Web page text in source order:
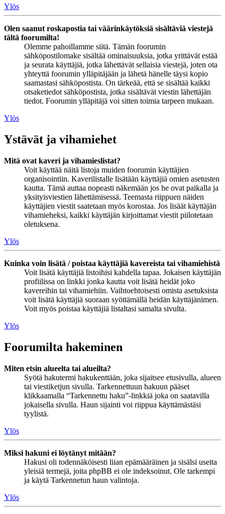
Ylös
Olen saanut roskapostia tai väärinkäytöksiä sisältäviä viestejä
tältä foorumilta!
Olemme pahoillamme siitä. Tämän foorumin
sähköpostilomake sisältää ominaisuuksia, jotka yrittävät estää
ja seurata käyttäjiä, jotka lähettävät sellaisia viestejä, joten ota
yhteyttä foorumin ylläpitäjään ja lähetä hänelle täysi kopio
saamastasi sähköpostista. On tärkeää, että se sisältää kaikki
otsaketiedot sähköpostista, jotka sisältävät viestin lähettäjän
tiedot. Foorumin ylläpitäjä voi sitten toimia tarpeen mukaan.
Ylös
Ystävät ja vihamiehet
Mitä ovat kaveri ja vihamieslistat?
Voit käyttää näitä listoja muiden foorumin käyttäjien
organisointiin. Kaverilistalle lisätään käyttäjiä omien asetusten
kautta. Tämä auttaa nopeasti näkemään jos he ovat paikalla ja
yksityisviestien lähettämisessä. Teemasta riippuen näiden
käyttäjien viestit saatetaan myös korostaa. Jos lisäät käyttäjän
vihamieheksi, kaikki käyttäjän kirjoittamat viestit piilotetaan
oletuksena.
Ylös
Kuinka voin lisätä / poistaa käyttäjiä kavereista tai vihamiehistä
Voit lisätä käyttäjiä listoihisi kahdella tapaa. Jokaisen käyttäjän
profiilissa on linkki jonka kautta voit lisätä heidät joko
kavereihin tai vihamiehiin. Vaihtoehtoisesti omista asetuksista
voit lisätä käyttäjiä suoraan syöttämällä heidän käyttäjänimen.
Voit myös poistaa käyttäjiä listaltasi samalta sivulta.
Ylös
Foorumilta hakeminen
Miten etsin alueelta tai alueilta?
Syötä hakutermi hakukenttään, joka sijaitsee etusivulla, alueen
tai viestiketjun sivulla. Tarkennettuun hakuun pääset
klikkaamalla “Tarkennettu haku”-linkkiä joka on saatavilla
jokaisella sivulla. Haun sijainti voi riippua käyttämästäsi
tyylistä.
Ylös
Miksi hakuni ei löytänyt mitään?
Hakusi oli todennäköisesti liian epämääräinen ja sisälsi useita
yleisiä termejä, joita phpBB ei ole indeksoinut. Ole tarkempi
ja käytä Tarkennetun haun valintoja.
Ylös